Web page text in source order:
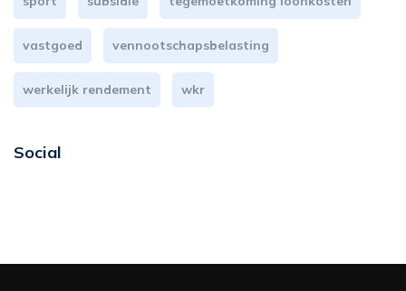
vastgoed vennootschapsbelasting
werkelijk rendement wkr
Social